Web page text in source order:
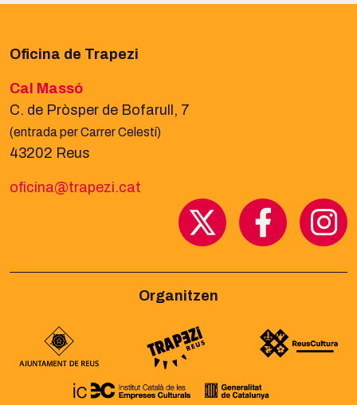
Oficina de Trapezi
Cal Massó
C. de Pròsper de Bofarull, 7
(entrada per Carrer Celestí)
43202 Reus
oficina@trapezi.cat
Organitzen